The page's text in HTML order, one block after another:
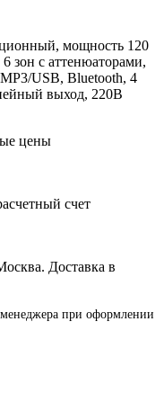
мощность 120
зон с аттенюаторами,
USB, Bluetooth, 4
выход, 220В
цены
счет
Доставка в
при оформлении